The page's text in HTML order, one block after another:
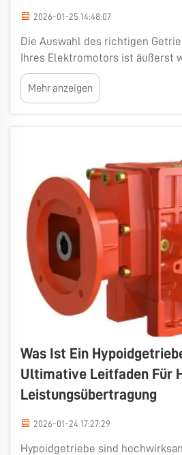
2026-01-25 14:48:07
Die Auswahl des richtigen
Ihres Elektromotors ist äußerst
Maschinen ordnungsgemäß
Drehzahl und Leistung des
Getriebe reguliert. Es
Mehr anzeigen
Was Ist Ein
Ultimative Leitfaden Für
Leistungsübertragung
2026-01-24 17:27:29
Hypoidgetriebe sind